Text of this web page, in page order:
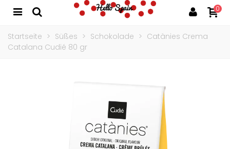
0
Startseite > Süßes > Schokolade > Catànies Crema
Catalana Cudié 80 gr